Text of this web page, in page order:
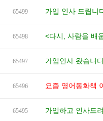
65499 가입 인사 드립니
65498 <다시, 사람을 배
65497 가입인사 왔습니
65496 요즘 영어동화책
65495 가입하고 인사드